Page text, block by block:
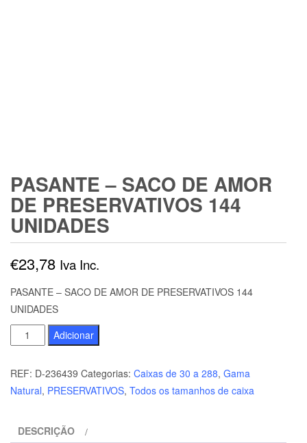
PASANTE – SACO DE AMOR
DE PRESERVATIVOS 144
UNIDADES
€23,78 Iva Inc.
PASANTE – SACO DE AMOR DE PRESERVATIVOS 144
UNIDADES
Quantidade
de
PASANTE
-
AMOR
Adicionar
REF: D-236439 Categorias: Caixas de 30 a 288, Gama
Natural, PRESERVATIVOS, Todos os tamanhos de caixa
DESCRIÇÃO